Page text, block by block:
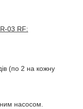
03 RF:
(по 2 на кожну
насосом.